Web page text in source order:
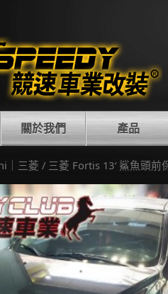
關於我們 產品
｜三菱 / 三菱 Fortis 13′ 鯊魚頭前